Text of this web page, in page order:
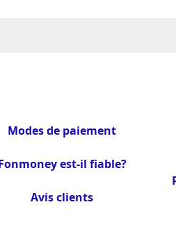
Modes de paiement
est-il fiable?
Avis clients